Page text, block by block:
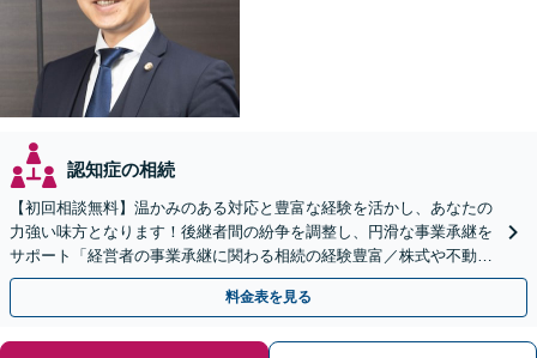
認知症の相続
【初回相談無料】温かみのある対応と豊富な経験を活かし、あなたの
力強い味方となります！後継者間の紛争を調整し、円滑な事業承継を
サポート「経営者の事業承継に関わる相続の経験豊富／株式や不動産
の名義変更など、事業承継特有の資産管理の問題に精通」
料金表を見る